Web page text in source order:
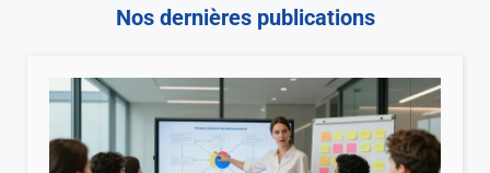
Nos dernières publications